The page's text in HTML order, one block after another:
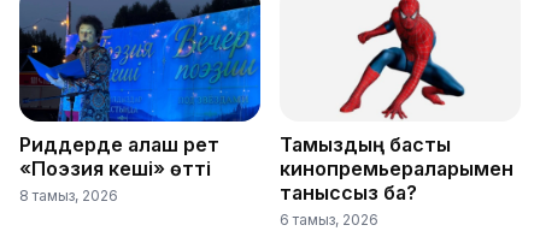
Риддерде алғаш рет
«Поэзия кеші» өтті
8 тамыз, 2026
Тамыздың басты
кинопремьераларымен
таныссыз ба?
6 тамыз, 2026